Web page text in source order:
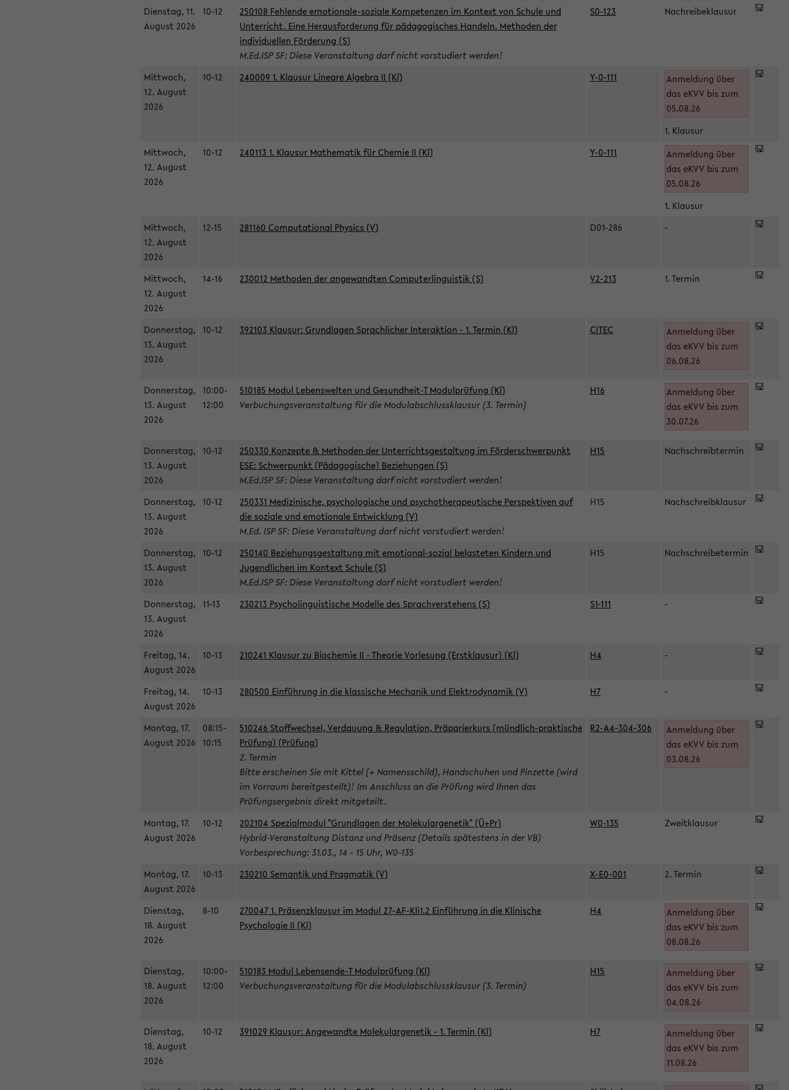
Dienstag, 11.
August 2026
10-12
250108 Fehlende emotionale-soziale Kompetenzen im Kontext von Schule und
Unterricht. Eine Herausforderung für pädagogisches Handeln. Methoden der
individuellen Förderung (S)
M.Ed.ISP SF: Diese Veranstaltung darf nicht vorstudiert werden!
S0-123 Nachreibeklausur
Mittwoch,
12. August
2026
10-12 240009 1. Klausur Lineare Algebra II (Kl) Y-0-111
Anmeldung über
das eKVV bis zum
05.08.26
1. Klausur
Mittwoch,
12. August
2026
10-12 240113 1. Klausur Mathematik für Chemie II (Kl) Y-0-111
Anmeldung über
das eKVV bis zum
05.08.26
1. Klausur
Mittwoch,
12. August
2026
12-15 281160 Computational Physics (V) D01-286 -
Mittwoch,
12. August
2026
14-16 230012 Methoden der angewandten Computerlinguistik (S) V2-213 1. Termin
Donnerstag,
13. August
2026
10-12 392103 Klausur: Grundlagen Sprachlicher Interaktion - 1. Termin (Kl) CITEC
Anmeldung über
das eKVV bis zum
06.08.26
Donnerstag,
13. August
2026
10:00-
12:00
510185 Modul Lebenswelten und Gesundheit-T Modulprüfung (Kl)
Verbuchungsveranstaltung für die Modulabschlussklausur (3. Termin)
H16
Anmeldung über
das eKVV bis zum
30.07.26
Donnerstag,
13. August
2026
10-12
250330 Konzepte & Methoden der Unterrichtsgestaltung im Förderschwerpunkt
ESE: Schwerpunkt (Pädagogische) Beziehungen (S)
M.Ed.ISP SF: Diese Veranstaltung darf nicht vorstudiert werden!
H15 Nachschreibtermin
Donnerstag,
13. August
2026
10-12
250331 Medizinische, psychologische und psychotherapeutische Perspektiven auf
die soziale und emotionale Entwicklung (V)
M.Ed. ISP SF: Diese Veranstaltung darf nicht vorstudiert werden!
H15 Nachschreibklausur
Donnerstag,
13. August
2026
10-12
250140 Beziehungsgestaltung mit emotional-sozial belasteten Kindern und
Jugendlichen im Kontext Schule (S)
M.Ed.ISP SF: Diese Veranstaltung darf nicht vorstudiert werden!
H15 Nachschreibetermin
Donnerstag,
13. August
2026
11-13 230213 Psycholinguistische Modelle des Sprachverstehens (S) S1-111 -
Freitag, 14.
August 2026
10-13 210241 Klausur zu Biochemie II - Theorie Vorlesung (Erstklausur) (Kl) H4 -
Freitag, 14.
August 2026
10-13 280500 Einführung in die klassische Mechanik und Elektrodynamik (V) H7 -
Montag, 17.
August 2026
08:15-
10:15
510246 Stoffwechsel, Verdauung & Regulation, Präparierkurs (mündlich-praktische
Prüfung) (Prüfung)
2. Termin
Bitte erscheinen Sie mit Kittel (+ Namensschild), Handschuhen und Pinzette (wird
im Vorraum bereitgestellt)! Im Anschluss an die Prüfung wird Ihnen das
Prüfungsergebnis direkt mitgeteilt.
R2-A4-304-306
Anmeldung über
das eKVV bis zum
03.08.26
Montag, 17.
August 2026
10-12
202104 Spezialmodul "Grundlagen der Molekulargenetik" (Ü+Pr)
Hybrid-Veranstaltung Distanz und Präsenz (Details spätestens in der VB)
Vorbesprechung: 31.03., 14 - 15 Uhr, W0-135
W0-135 Zweitklausur
Montag, 17.
August 2026
10-13 230210 Semantik und Pragmatik (V) X-E0-001 2. Termin
Dienstag,
18. August
2026
8-10
270047 1. Präsenzklausur im Modul 27-AF-Kli1.2 Einführung in die Klinische
Psychologie II (Kl)
H4
Anmeldung über
das eKVV bis zum
08.08.26
Dienstag,
18. August
2026
10:00-
12:00
510183 Modul Lebensende-T Modulprüfung (Kl)
Verbuchungsveranstaltung für die Modulabschlussklausur (3. Termin)
H15
Anmeldung über
das eKVV bis zum
04.08.26
Dienstag,
18. August
2026
10-12 391029 Klausur: Angewandte Molekulargenetik - 1. Termin (Kl) H7
Anmeldung über
das eKVV bis zum
11.08.26